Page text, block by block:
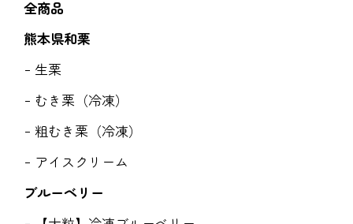
全商品
熊本県和栗
生栗
むき栗（冷凍）
粗むき栗（冷凍）
アイスクリーム
ブルーベリー